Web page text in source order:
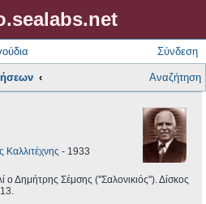
Σύνδεση
Αναζήτηση
Καλλιτέχνης - 1933
ο Δημήτρης Σέμσης (''Σαλονικιός''). Δίσκος